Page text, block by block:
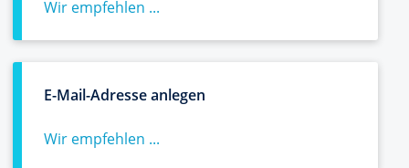
Wir empfehlen ...
E-Mail-Adresse anlegen
Wir empfehlen ...